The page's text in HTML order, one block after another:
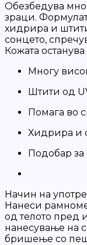
Обезбедува
зраци.
хидрира и
сонцето,
Кожата
Многу
Штити од
Помага во
Хидрира и
Подобар за
Начин на
Нанеси
од телото пред
нанесување на
бришење со